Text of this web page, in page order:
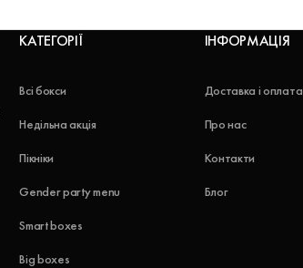
КАТЕГОРІЇ
Всі бокси
Недільна акція
Пікніки
Gender party menu
Smart boxes
Big boxes
ІНФОРМАЦІЯ
Доставка і оплата
Про нас
Контакти
Блог